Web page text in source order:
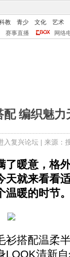
教 青少 文化
艺术
赛事直播 网络
编织魅力
入复兴论坛| 来源：
了暖意，格
天就来看看
温暖的时节
衫搭配温柔
LOOK清新